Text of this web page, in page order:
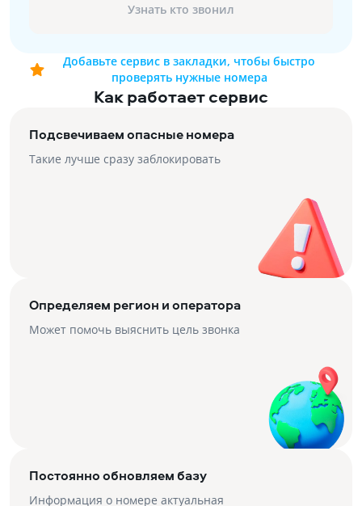
Узнать кто звонил
Добавьте сервис в закладки, чтобы быстро
проверять нужные номера
Как работает сервис
Подсвечиваем опасные номера
Такие лучше сразу заблокировать
Определяем регион и оператора
Может помочь выяснить цель звонка
Постоянно обновляем базу
Информация о номере актуальная